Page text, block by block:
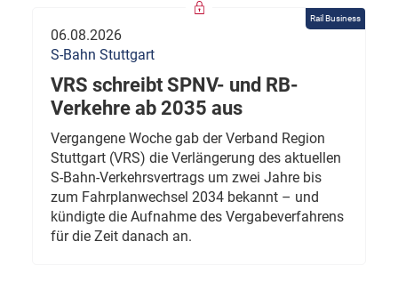
Rail Business
06.08.2026
S-Bahn Stuttgart
VRS schreibt SPNV- und RB-
Verkehre ab 2035 aus
Vergangene Woche gab der Verband Region
Stuttgart (VRS) die Verlängerung des aktuellen
S-Bahn-Verkehrsvertrags um zwei Jahre bis
zum Fahrplanwechsel 2034 bekannt – und
kündigte die Aufnahme des Vergabeverfahrens
für die Zeit danach an.